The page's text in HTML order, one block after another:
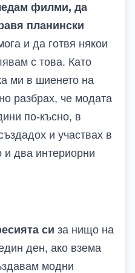
филми, да
планински
и да готвя някои
с това. Като
ми в шиенето на
разбрах, че модата
по-късно, в
и участвах в
и два интериорни
си за нищо на
ден, ако взема
модни